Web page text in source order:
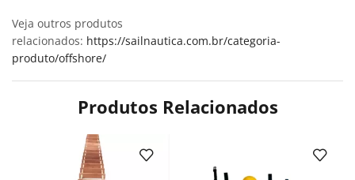
Veja outros produtos
relacionados: https://sailnautica.com.br/categoria-
produto/offshore/
Produtos Relacionados